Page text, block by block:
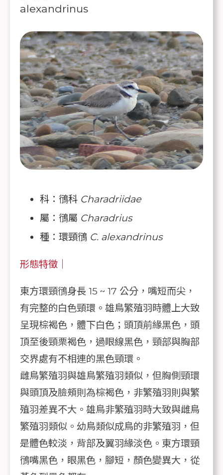
alexandrinus
科：鴴科 Charadriidae
屬：鴴屬 Charadrius
種：環頸鴴 C. alexandrinus
形態特徵｜
東方環頸鴴身長 15 ~ 17 公分，嘴短而尖，
有完整的白色頸環。雄鳥繁殖羽時體上大致
呈現棕褐色，體下白色；頭頂前緣黑色，頭
頂至後頸栗褐色，過眼線黑色，頸部與胸部
交界處有不相連的黑色頸環。
雌鳥繁殖羽與雄鳥繁殖羽類似，但胸側頸環
與頭頂及臉頰則為棕褐色，非繁殖羽則與繁
殖羽差異不大。雄鳥非繁殖羽時大致與雌鳥
繁殖羽類似。幼鳥類似成鳥的非繁殖羽，但
是體色較淡，背部及翼羽緣淡色。東方環頸
鴴嘴黑色，眼黑色，腳短，顏色變異大，從